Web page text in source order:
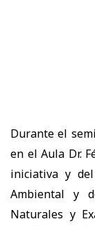
Durante el
en el Aula Dr.
iniciativa y
Ambiental y
Naturales y